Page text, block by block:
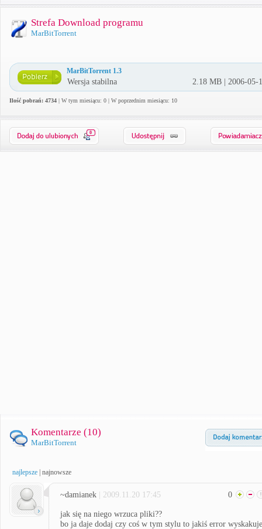
Strefa Download programu
MarBitTorrent
MarBitTorrent 1.3
Wersja stabilna 2.18 MB | 2006-05-
Ilość pobrań: 4734 | W tym miesiącu: 0 | W poprzednim miesiącu: 10
0
Komentarze (10)
MarBitTorrent
najlepsze najnowsze
~damianek | 2009.11.20 17:45 0
jak się na niego wrzuca pliki??
bo ja daje dodaj czy coś w tym stylu to jakiś error wyskakuje